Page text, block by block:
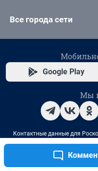
Все города сети
Google Play
Мы
Контактные данные для
Зарегистрировано
информационных